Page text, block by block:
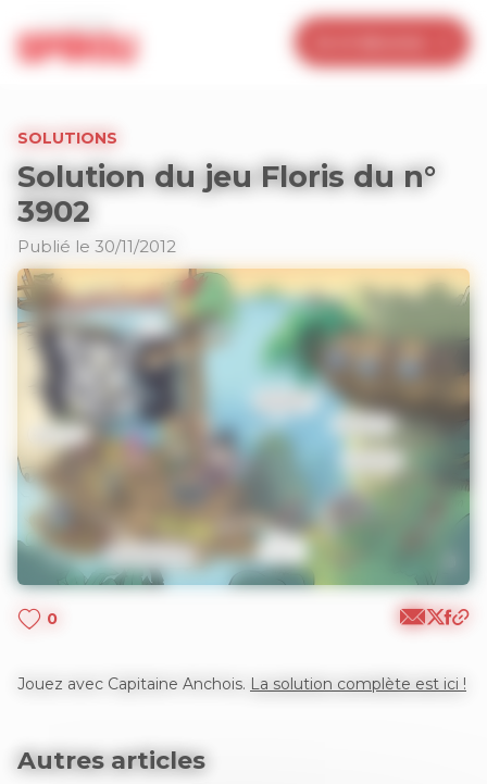
SOLUTIONS
Solution du jeu Floris du n°
3902
Publié le 30/11/2012
0
Jouez avec Capitaine Anchois. La solution complète est ici !
Autres articles